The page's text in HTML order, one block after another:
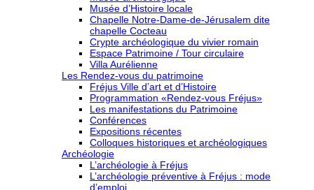
Musée d’Histoire locale
Chapelle Notre-Dame-de-Jérusalem dite
chapelle Cocteau
Crypte archéologique du vivier romain
Espace Patrimoine / Tour circulaire
Villa Aurélienne
Les Rendez-vous du patrimoine
Fréjus Ville d’art et d’Histoire
Programmation «Rendez-vous Fréjus»
Les manifestations du Patrimoine
Conférences
Expositions récentes
Colloques historiques et archéologiques
Archéologie
L’archéologie à Fréjus
L’archéologie préventive à Fréjus : mode
d’emploi